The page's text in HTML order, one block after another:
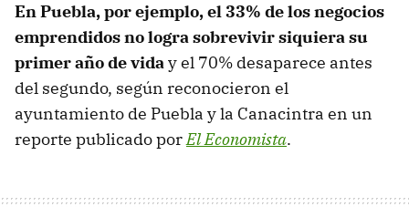
En Puebla, por ejemplo, el 33% de los negocios
emprendidos no logra sobrevivir siquiera su
primer año de viday el 70% desaparece antes
del segundo, según reconocieron el
ayuntamiento de Puebla y la Canacintra en un
reporte publicado porEl Economista.